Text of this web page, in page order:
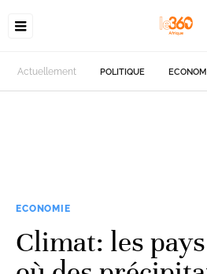
Actuellement POLITIQUE
ECONOMIE
Climat: les